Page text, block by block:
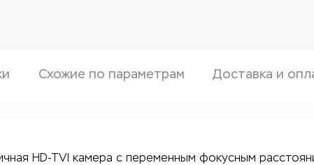
Схожие по параметрам Доставка и
HD-TVI камера с переменным фокусным